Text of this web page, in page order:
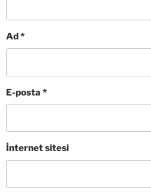
Ad*
E-posta *
İnternet sitesi